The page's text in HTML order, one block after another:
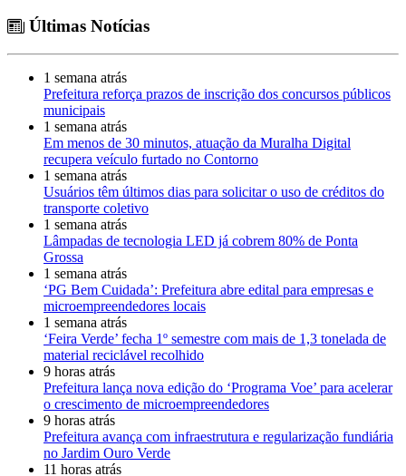
Últimas Notícias
1 semana atrás
Prefeitura reforça prazos de inscrição dos concursos públicos
municipais
1 semana atrás
Em menos de 30 minutos, atuação da Muralha Digital
recupera veículo furtado no Contorno
1 semana atrás
Usuários têm últimos dias para solicitar o uso de créditos do
transporte coletivo
1 semana atrás
Lâmpadas de tecnologia LED já cobrem 80% de Ponta
Grossa
1 semana atrás
‘PG Bem Cuidada’: Prefeitura abre edital para empresas e
microempreendedores locais
1 semana atrás
‘Feira Verde’ fecha 1º semestre com mais de 1,3 tonelada de
material reciclável recolhido
9 horas atrás
Prefeitura lança nova edição do ‘Programa Voe’ para acelerar
o crescimento de microempreendedores
9 horas atrás
Prefeitura avança com infraestrutura e regularização fundiária
no Jardim Ouro Verde
11 horas atrás